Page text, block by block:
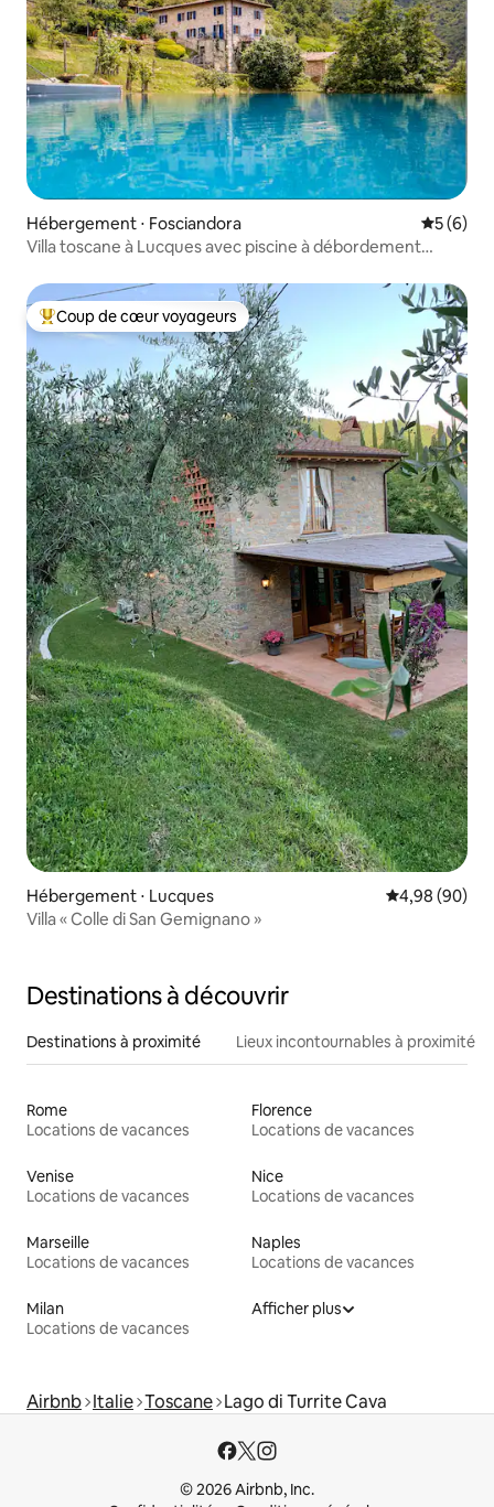
Hébergement ⋅ Fosciandora
5 (6)
Villa toscane à Lucques avec piscine à débordement
Coups de cœur voyageurs les plus appréciés
Coup de cœur voyageurs
Hébergement ⋅ Lucques Évaluation
4,98 (90)
Villa « Colle di San Gemignano »
Destinations à découvrir
Destinations à proximité Lieux incontournables à proximité
Rome
Locations de vacances
Florence
Locations de vacances
Venise
Locations de vacances
Nice
Locations de vacances
Marseille
Locations de vacances
Naples
Locations de vacances
Milan
Locations de vacances
Afficher plus
Airbnb Italie Toscane Lago di Turrite Cava
© 2026 Airbnb, Inc.